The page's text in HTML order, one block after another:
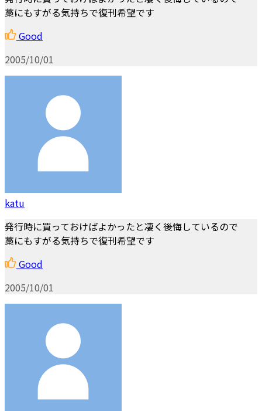
藁にもすがる気持ちで復刊希望です
Good
2005/10/01
katu
発行時に買っておけばよかったと凄く後悔しているので
藁にもすがる気持ちで復刊希望です
Good
2005/10/01